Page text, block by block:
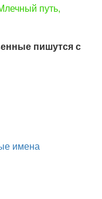
путь,
пишутся с
имена